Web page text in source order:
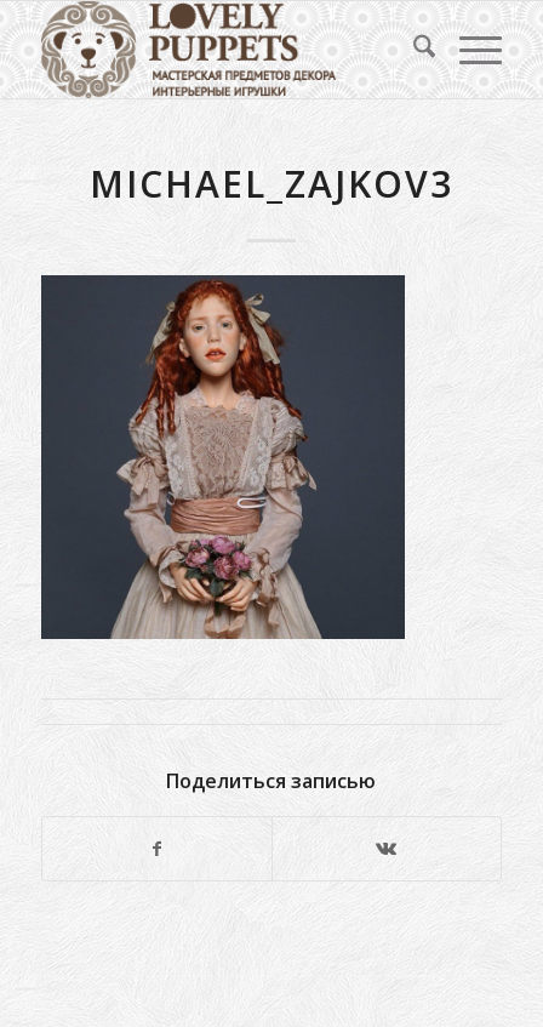
MICHAEL_ZAJKOV3
Поделиться записью